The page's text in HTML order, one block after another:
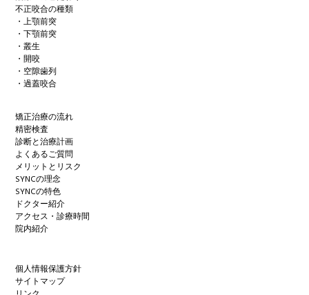
不正咬合の種類
・上顎前突
・下顎前突
・叢生
・開咬
・空隙歯列
・過蓋咬合
矯正治療の流れ
精密検査
診断と治療計画
よくあるご質問
メリットとリスク
SYNCの理念
SYNCの特色
ドクター紹介
アクセス・診療時間
院内紹介
個人情報保護方針
サイトマップ